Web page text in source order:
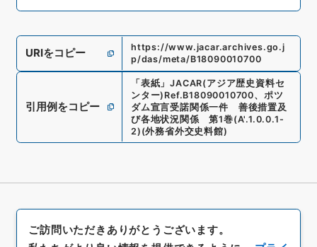
URIをコピー
https://www.jacar.archives.go.j
p/das/meta/B18090010700
引用例をコピー
「表紙 」JACAR(アジア歴史資料セ
ンター) Ref.B18090010700、 ポツ
ダム宣言受諾関係一件 善後措置及
び各地状況関係 第1巻(A'.1.0.0.1-
2) (外務省外交史料館)
ご訪問いただきありがとうございます。